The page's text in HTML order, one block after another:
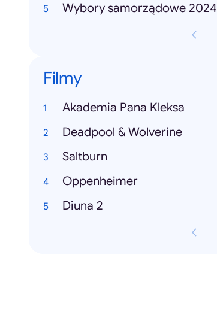
Wybory samorządowe 2024
Filmy
Akademia Pana Kleksa
Deadpool & Wolverine
Saltburn
Oppenheimer
Diuna 2